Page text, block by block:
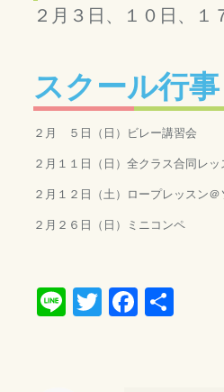
２月３日、１０日、１
スクール行事
２月 ５日（日）ビレー講習会
２月１１日（日）全クラス合同レッ
２月１２日（土）ロープレッスン＠
２月２６日（日）ミニコンペ
LineTwitter共